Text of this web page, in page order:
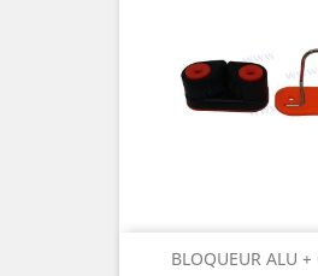
BLOQUEUR ALU +